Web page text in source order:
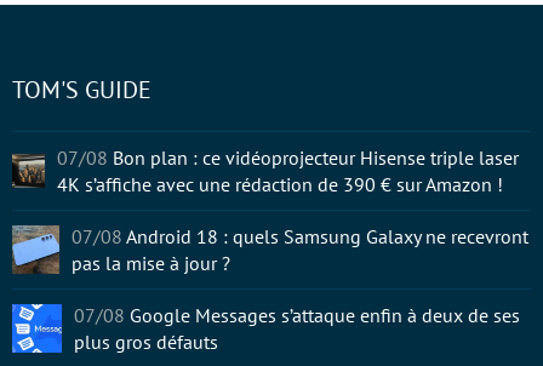
TOM'S GUIDE
07/08 Bon plan : ce vidéoprojecteur Hisense triple laser
4K s’affiche avec une rédaction de 390 € sur Amazon !
07/08 Android 18 : quels Samsung Galaxy ne recevront
pas la mise à jour ?
07/08 Google Messages s’attaque enfin à deux de ses
plus gros défauts